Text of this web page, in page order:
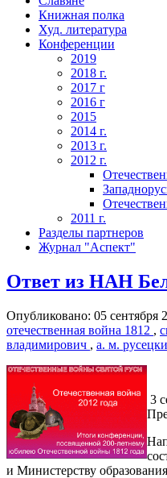
Книжная полка
Худ. литература
Конференции
2019
2018 г.
2017 г
2016 г
2015
2014 г.
2013 г.
2012 г.
2011 г.
Разделы партнеров
Журнал "Аспект"
Ответ из НАН
Опубликовано: 05 сентября
отечественная война 1812 ,
владимирович , а. м.
3
и Министерству